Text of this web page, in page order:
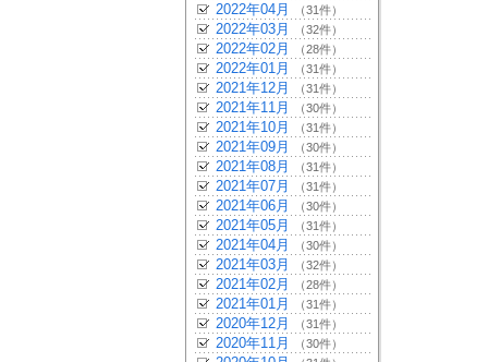
2022年04月 （31件）
2022年03月 （32件）
2022年02月 （28件）
2022年01月 （31件）
2021年12月 （31件）
2021年11月 （30件）
2021年10月 （31件）
2021年09月 （30件）
2021年08月 （31件）
2021年07月 （31件）
2021年06月 （30件）
2021年05月 （31件）
2021年04月 （30件）
2021年03月 （32件）
2021年02月 （28件）
2021年01月 （31件）
2020年12月 （31件）
2020年11月 （30件）